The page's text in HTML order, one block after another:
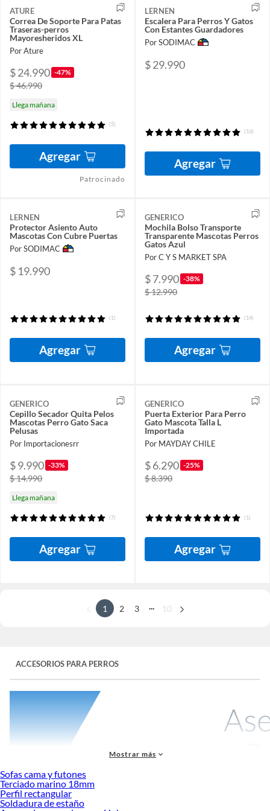
ATURE
Correa De Soporte Para Patas
Traseras-perros
Mayoresheridos XL
Por Ature
$ 24.990 -47%
$ 46.990
Llega mañana
(5)
Agregar
Patrocinado
LERNEN
Escalera Para Perros Y Gatos
Con Estantes Guardadores
Por SODIMAC
$ 29.990
(16)
Agregar
LERNEN
Protector Asiento Auto
Mascotas Con Cubre Puertas
Por SODIMAC
$ 19.990
(1)
Agregar
GENERICO
Mochila Bolso Transporte
Transparente Mascotas Perros
Gatos Azul
Por C Y S MARKET SPA
$ 7.990 -38%
$ 12.990
(14)
Agregar
GENERICO
Cepillo Secador Quita Pelos
Mascotas Perro Gato Saca
Pelusas
Por Importacionesrr
$ 9.990 -33%
$ 14.990
Llega mañana
(7)
Agregar
GENERICO
Puerta Exterior Para Perro
Gato Mascota Talla L
Importada
Por MAYDAY CHILE
$ 6.290 -25%
$ 8.390
(1)
Agregar
1 2 3 10
ACCESORIOS PARA PERROS
Losaccesorios para perro
Mostrar más
Sofas cama y futones
Terciado marino 18mm
Perfil rectangular
Soldadura de estaño